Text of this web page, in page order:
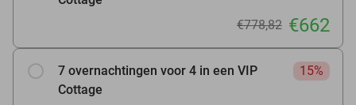
€778,82 €662
7 overnachtingen voor 4 in een VIP
Cottage
15%